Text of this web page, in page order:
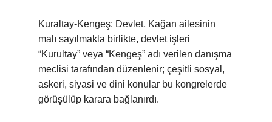
Kuraltay-Kengeş: Devlet, Kağan ailesinin
malı sayılmakla birlikte, devlet işleri
“Kurultay” veya “Kengeş” adı verilen danışma
meclisi tarafından düzenlenir; çeşitli sosyal,
askeri, siyasi ve dini konular bu kongrelerde
görüşülüp karara bağlanırdı.